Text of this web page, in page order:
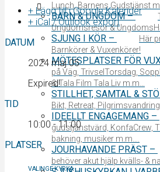
Lunch, Barnens Gudstjänst
BARN & UNGDOM–
Ungdomsresor &
SJUNG I KÖR –
Här
Barnkörer & Vuxenkörer!
MÖTESPLATSER FÖR
på Väg, TrivselTorsdag,
& Tala Film Tala Liv m.m…
STILLHET, SAMTAL &
Bikt, Retreat, Pilgrimsvandring
IDEELLT ENGAGEMANG –
gudstjänstvärd, KonfaCrew,
bakning, musiker m.m….
JOURHAVANDE PRÄST –
behöver akut hjälp kvälls- &
+ Lägg till i Google Kalender
+ iCal / Outlook export
DATUM
2024 maj 05
Expired!
TID
10:00 - 11:00
PLATSER
VALINGE KYRKA